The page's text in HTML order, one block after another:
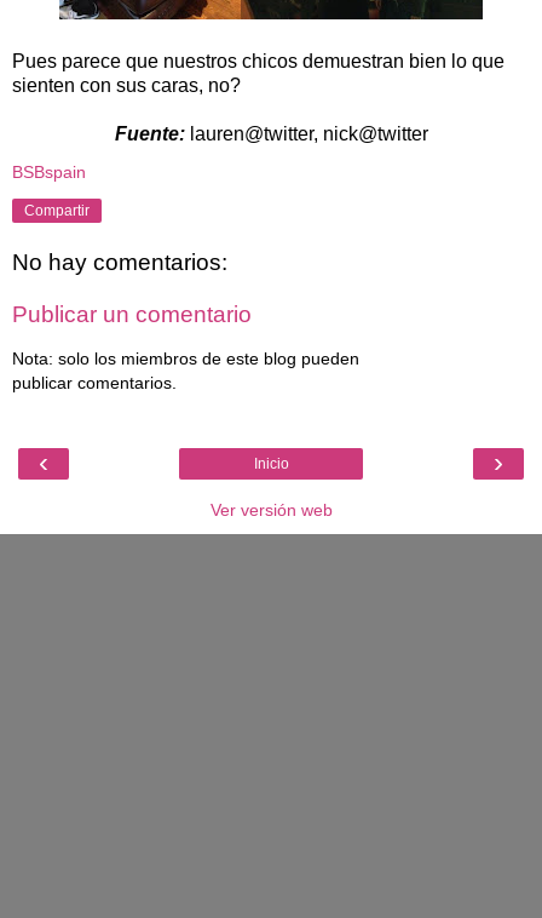
Pues parece que nuestros chicos demuestran bien lo que
sienten con sus caras, no?
Fuente:lauren@twitter, nick@twitter
BSBspain
Compartir
No hay comentarios:
Publicar un comentario
Nota: solo los miembros de este blog pueden
publicar comentarios.
‹ ›
Inicio
Ver versión web